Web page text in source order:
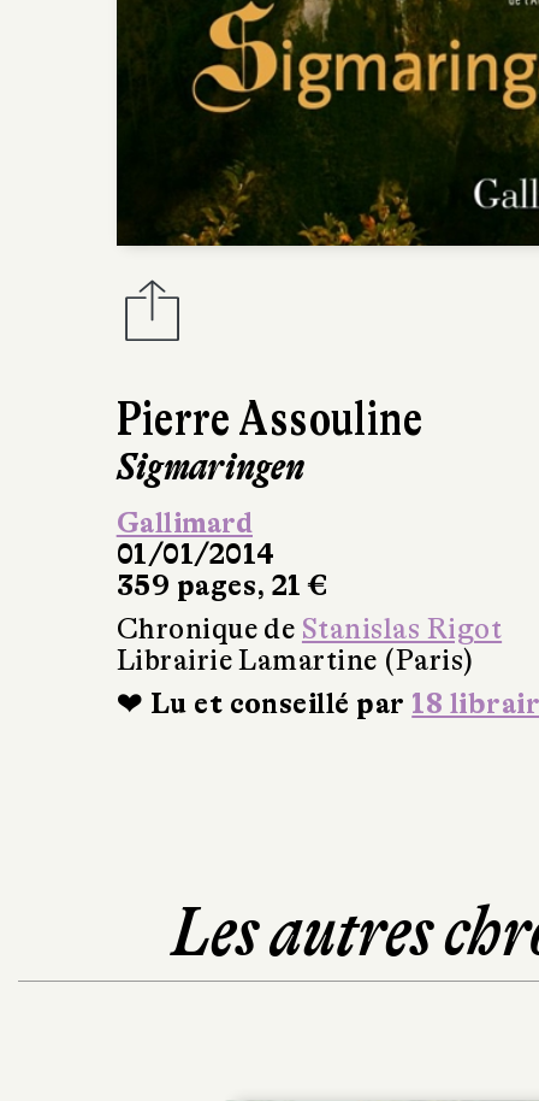
Pierre Assouline
Sigmaringen
Gallimard
01/01/2014
359 pages, 21 €
Chronique de Stanislas Rigot
Librairie Lamartine (Paris)
❤ Lu et conseillé par 18
Les autres